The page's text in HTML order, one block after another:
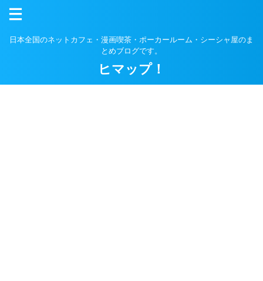
日本全国のネットカフェ・漫画喫茶・ポーカールーム・シーシャ屋のま
とめブログです。
ヒマップ！